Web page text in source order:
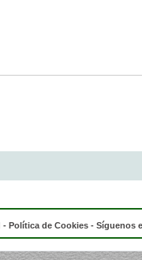
- Política de Cookies - Síguenos